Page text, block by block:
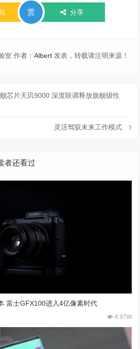
) 赏 分享
室 作者：Albert 发表，转载请注明来源！
芯片天玑9000 深度联调释放旗舰级性
灵活驾驭未来工作模式
者还看过
富士GFX100进入4亿像素时代
4.97W